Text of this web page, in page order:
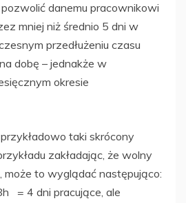
danemu pracownikowi
mniej niż średnio 5 dni w
przedłużeniu czasu
dobę – jednakże w
okresie
taki skrócony
zakładając, że wolny
może to wyglądać następująco:
= 4 dni pracujące, ale